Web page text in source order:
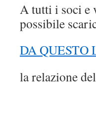
A tutti i soci e
possibile
DA QUESTO
la relazione